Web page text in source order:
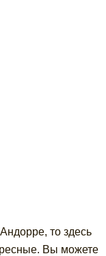
то здесь
Вы можете